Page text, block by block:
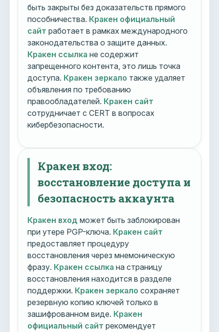
быть закрыты без доказательств прямого
пособничества. Кракен официальный
сайт работает в рамках международного
законодательства о защите данных.
Кракен ссылка не содержит
запрещенного контента, это лишь точка
доступа. Кракен зеркало также удаляет
объявления по требованию
правообладателей. Кракен сайт
сотрудничает с CERT в вопросах
кибербезопасности.
Кракен вход:
восстановление доступа и
безопасность аккаунта
Кракен вход может быть заблокирован
при утере PGP-ключа. Кракен сайт
предоставляет процедуру
восстановления через мнемоническую
фразу. Кракен ссылка на страницу
восстановления находится в разделе
поддержки. Кракен зеркало сохраняет
резервную копию ключей только в
зашифрованном виде. Кракен
официальный сайт рекомендует